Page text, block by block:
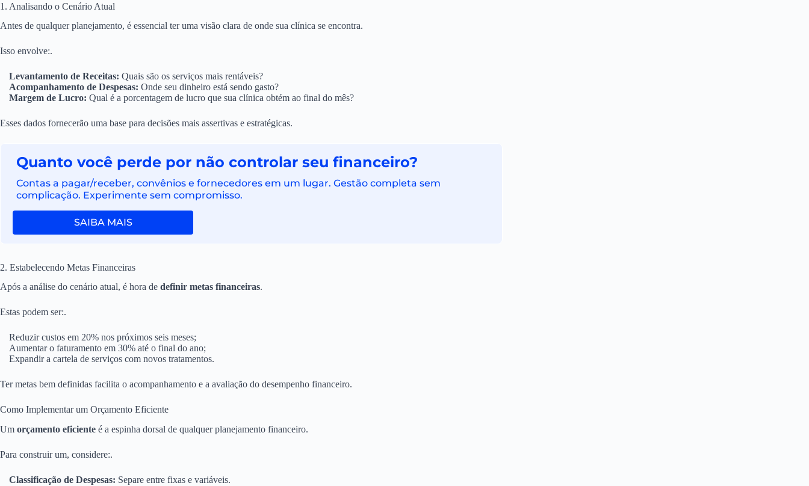
1. Analisando o Cenário Atual
Antes de qualquer planejamento, é essencial ter uma visão clara de onde sua clínica se encontra.
Isso envolve:.
Levantamento de Receitas: Quais são os serviços mais rentáveis?
Acompanhamento de Despesas: Onde seu dinheiro está sendo gasto?
Margem de Lucro: Qual é a porcentagem de lucro que sua clínica obtém ao final do mês?
Esses dados fornecerão uma base para decisões mais assertivas e estratégicas.
Quanto você perde por não controlar seu financeiro?
Contas a pagar/receber, convênios e fornecedores em um lugar. Gestão completa sem
complicação. Experimente sem compromisso.
SAIBA MAIS
2. Estabelecendo Metas Financeiras
Após a análise do cenário atual, é hora de definir metas financeiras.
Estas podem ser:.
Reduzir custos em 20% nos próximos seis meses;
Aumentar o faturamento em 30% até o final do ano;
Expandir a cartela de serviços com novos tratamentos.
Ter metas bem definidas facilita o acompanhamento e a avaliação do desempenho financeiro.
Como Implementar um Orçamento Eficiente
Um orçamento eficiente é a espinha dorsal de qualquer planejamento financeiro.
Para construir um, considere:.
Classificação de Despesas: Separe entre fixas e variáveis.